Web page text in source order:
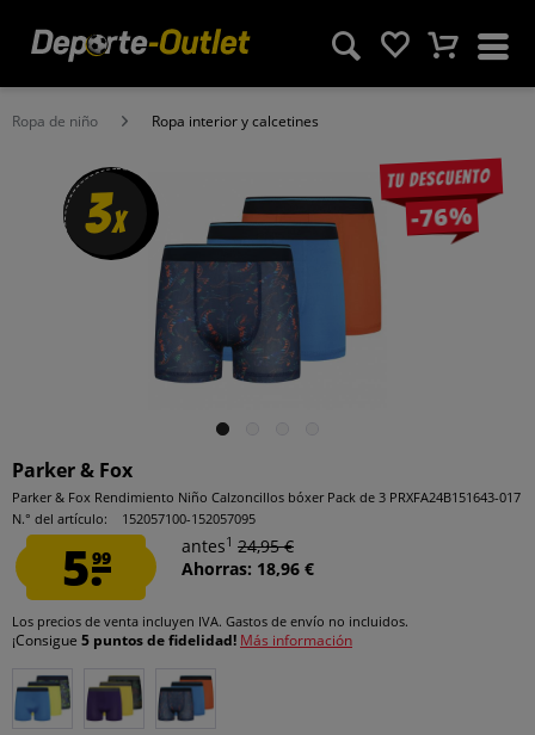
Ropa de niño Ropa interior y calcetines
Tu descuento
-76%
3x
Parker & Fox
Parker & Fox Rendimiento Niño Calzoncillos bóxer Pack de 3 PRXFA24B151643-017
N.° del artículo:
152057100-152057095
5.99
antes1 24,95 €
Ahorras: 18,96 €
Los precios de venta incluyen IVA. Gastos de envío no incluidos.
¡Consigue 5 puntos de fidelidad! Más información